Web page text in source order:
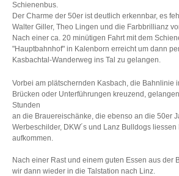
Schienenbus.
Der Charme der 50er ist deutlich erkennbar, es
Walter Giller, Theo Lingen und die Farbbrillianz
Nach einer ca. 20 minütigen Fahrt mit dem
"Hauptbahnhof" in Kalenborn erreicht um dann
Kasbachtal-Wanderweg ins Tal zu gelangen.
Vorbei am plätschernden Kasbach, die Bahnlinie
Brücken oder Unterführungen kreuzend,
Stunden
an die Brauereischänke, die ebenso an die 50er
Werbeschilder, DKW´s und Lanz Bulldogs
aufkommen.
Nach einer Rast und einem guten Essen aus der
wir dann wieder in die Talstation nach Linz.